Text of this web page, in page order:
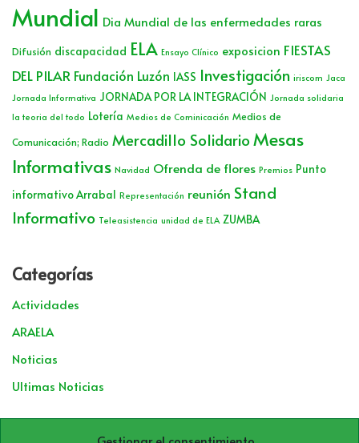
Mundial Dia Mundial de las enfermedades raras
Difusión discapacidad ELA Ensayo Clínico exposicion FIESTAS
DEL PILAR Fundación Luzón IASS Investigación iriscom Jaca
Jornada Informativa JORNADA POR LA INTEGRACIÓN Jornada solidaria
la teoria del todo Lotería Medios de Cominicación Medios de
Comunicación; Radio Mercadillo SolidarioMesas
Informativas Navidad Ofrenda de flores Premios Punto
informativo Arrabal Representación reunión Stand
Informativo Teleasistencia unidad de ELA ZUMBA
Categorías
Actividades
ARAELA
Noticias
Ultimas Noticias